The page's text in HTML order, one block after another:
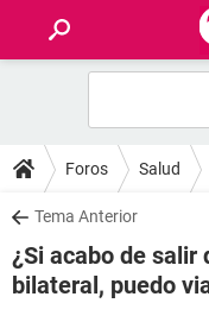
FORUMS
SALUD
FAMILIA
Foros Salud
Tema Anterior
¿Si acabo de
bilateral, puedo